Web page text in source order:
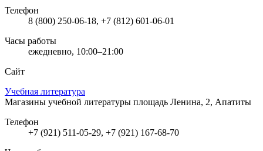
Телефон
8 (800) 250-06-18, +7 (812) 601-06-01
Часы работы
ежедневно, 10:00–21:00
Сайт
Учебная литература
Магазины учебной литературы площадь Ленина, 2, Апатиты
Телефон
+7 (921) 511-05-29, +7 (921) 167-68-70